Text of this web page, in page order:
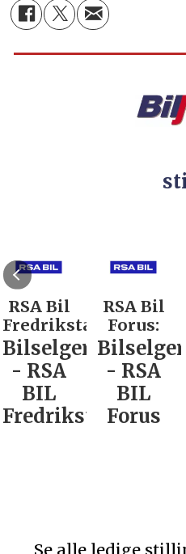
RSA Bil
Fredrikstad:
Bilselger
- RSA
BIL
Fredrikstad
RSA Bil
Forus:
Bilselger
- RSA
BIL
Forus
Se alle ledige